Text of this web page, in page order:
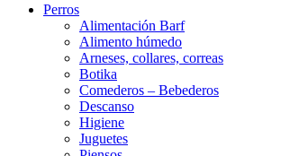
Perros
Alimentación Barf
Alimento húmedo
Arneses, collares, correas
Botika
Comederos – Bebederos
Descanso
Higiene
Juguetes